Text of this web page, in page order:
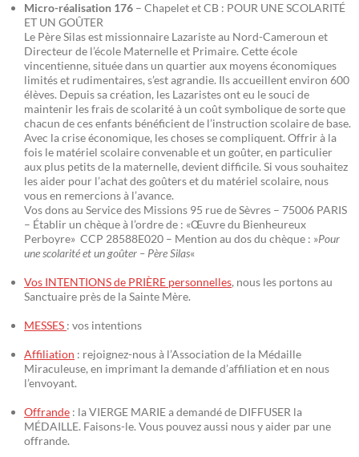
Micro-réalisation 176 – Chapelet et CB : POUR UNE SCOLARITÉ
ET UN GOÛTER
Le Père Silas est missionnaire Lazariste au Nord-Cameroun et
Directeur de l’école Maternelle et Primaire. Cette école
vincentienne, située dans un quartier aux moyens économiques
limités et rudimentaires, s’est agrandie. Ils accueillent environ 600
élèves. Depuis sa création, les Lazaristes ont eu le souci de
maintenir les frais de scolarité à un coût symbolique de sorte que
chacun de ces enfants bénéficient de l’instruction scolaire de base.
Avec la crise économique, les choses se compliquent. Offrir à la
fois le matériel scolaire convenable et un goûter, en particulier
aux plus petits de la maternelle, devient difficile. Si vous souhaitez
les aider pour l’achat des goûters et du matériel scolaire, nous
vous en remercions à l’avance.
Vos dons au Service des Missions 95 rue de Sèvres – 75006 PARIS
– Établir un chèque à l’ordre de : «Œuvre du Bienheureux
Perboyre» CCP 28588E020 – Mention au dos du chèque : »Pour
une scolarité et un goûter – Père Silas«
Vos INTENTIONS de PRIÈRE personnelles, nous les portons au
Sanctuaire près de la Sainte Mère.
MESSES : vos intentions
Affiliation : rejoignez-nous à l’Association de la Médaille
Miraculeuse, en imprimant la demande d’affiliation et en nous
l’envoyant.
Offrande : la VIERGE MARIE a demandé de DIFFUSER la
MÉDAILLE. Faisons-le. Vous pouvez aussi nous y aider par une
offrande.